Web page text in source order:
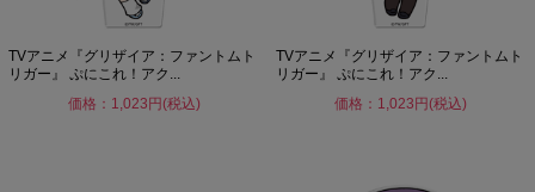
TVアニメ『グリザイア：ファントムト
リガー』 ぷにこれ！アク...
価格：1,023円(税込)
TVアニメ『グリザイア：ファントムト
リガー』 ぷにこれ！アク...
価格：1,023円(税込)